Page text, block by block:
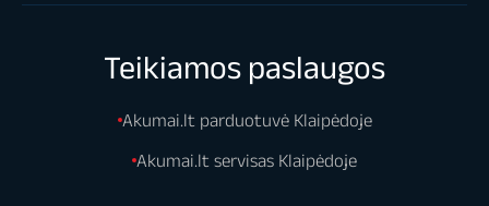
Teikiamos paslaugos
Akumai.lt parduotuvė Klaipėdoje
Akumai.lt servisas Klaipėdoje